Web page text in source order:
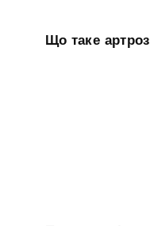
Що таке